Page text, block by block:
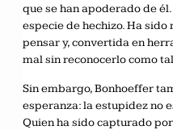
que se han apoderado de
especie de hechizo. Ha
pensar y, convertida en
mal sin reconocerlo como
Sin embargo, Bonhoeffer
esperanza: la estupidez no
Quien ha sido capturado